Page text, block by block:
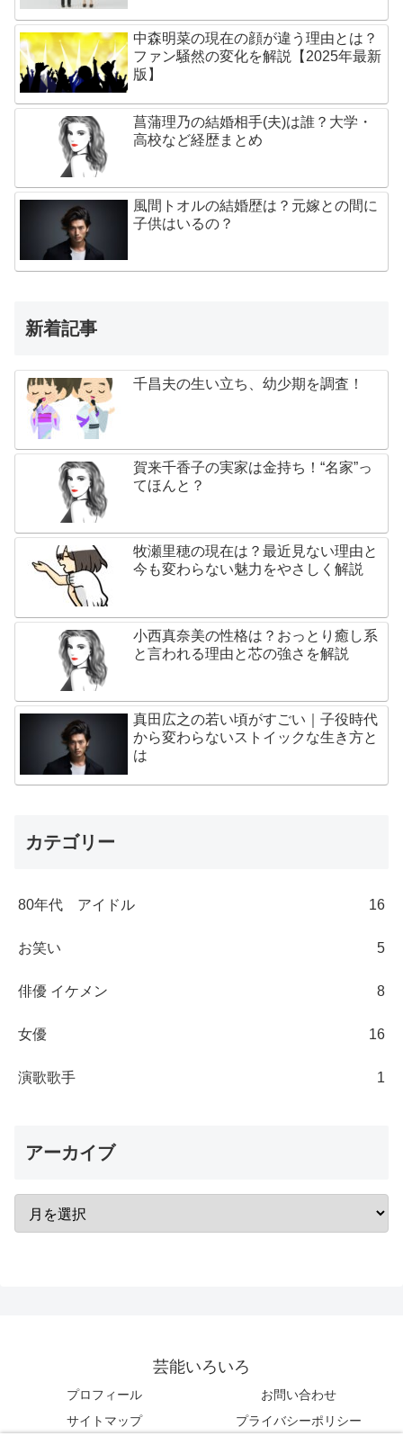
中森明菜の現在の顔が違う理由とは？
ファン騒然の変化を解説【2025年最新
版】
菖蒲理乃の結婚相手(夫)は誰？大学・
高校など経歴まとめ
風間トオルの結婚歴は？元嫁との間に
子供はいるの？
新着記事
千昌夫の生い立ち、幼少期を調査！
賀来千香子の実家は金持ち！“名家”っ
てほんと？
牧瀬里穂の現在は？最近見ない理由と
今も変わらない魅力をやさしく解説
小西真奈美の性格は？おっとり癒し系
と言われる理由と芯の強さを解説
真田広之の若い頃がすごい｜子役時代
から変わらないストイックな生き方と
は
カテゴリー
80年代 アイドル 16
お笑い 5
俳優 イケメン 8
女優 16
演歌歌手 1
アーカイブ
芸能いろいろ
プロフィール
お問い合わせ
サイトマップ
プライバシーポリシー